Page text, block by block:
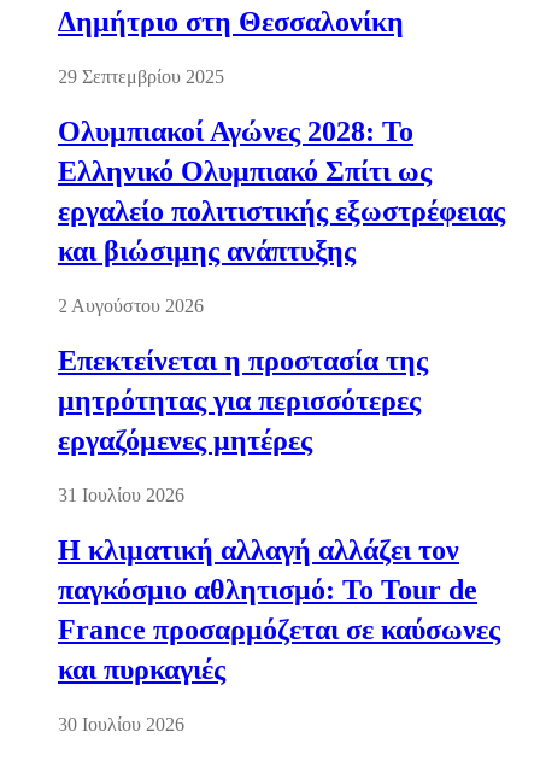
Δημήτριο στη Θεσσαλονίκη
29 Σεπτεμβρίου 2025
Ολυμπιακοί Αγώνες 2028: Το
Ελληνικό Ολυμπιακό Σπίτι ως
εργαλείο πολιτιστικής εξωστρέφειας
και βιώσιμης ανάπτυξης
2 Αυγούστου 2026
Επεκτείνεται η προστασία της
μητρότητας για περισσότερες
εργαζόμενες μητέρες
31 Ιουλίου 2026
Η κλιματική αλλαγή αλλάζει τον
παγκόσμιο αθλητισμό: Το Tour de
France προσαρμόζεται σε καύσωνες
και πυρκαγιές
30 Ιουλίου 2026